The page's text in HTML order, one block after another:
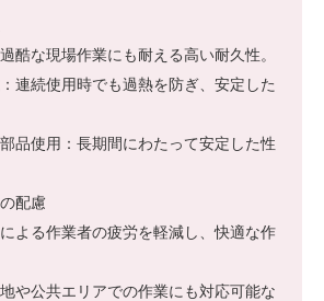
酷な現場作業にも耐える高い耐久性。
連続使用時でも過熱を防ぎ、安定した
品使用：長期間にわたって安定した性
配慮
よる作業者の疲労を軽減し、快適な作
や公共エリアでの作業にも対応可能な